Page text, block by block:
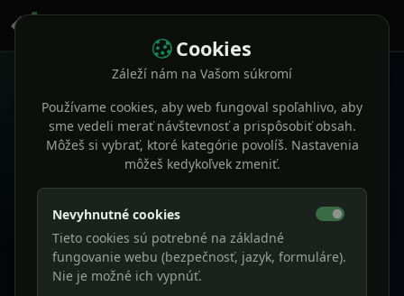
European Accessibility Act (EAA)
Pravidlá prístupnosti sa stávajú reálnou povinnosťou pre
Prvé povinnosti začali platiť od
a prechodné
obdobia sa môžu uplatňovať až do28. 6. 2030
čo to znamená pre váš projekt.
Zistiť viac
Cookies
Záleží nám na Vašom súkromí
Používame cookies, aby web fungoval spoľahlivo, aby
sme vedeli merať návštevnosť a prispôsobiť obsah.
Môžeš si vybrať, ktoré kategórie povolíš. Nastavenia
môžeš kedykoľvek zmeniť.
Nevyhnutné cookies
Tieto cookies sú potrebné na základné
fungovanie webu (bezpečnosť, jazyk, formuláre).
Nie je možné ich vypnúť.